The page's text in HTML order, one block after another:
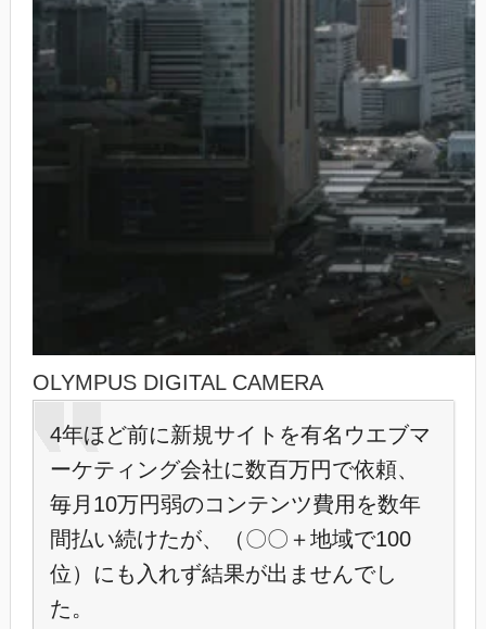
OLYMPUS DIGITAL CAMERA
4年ほど前に新規サイトを有名ウエブマ
ーケティング会社に数百万円で依頼、
毎月10万円弱のコンテンツ費用を数年
間払い続けたが、（〇〇＋地域で100
位）にも入れず結果が出ませんでし
た。